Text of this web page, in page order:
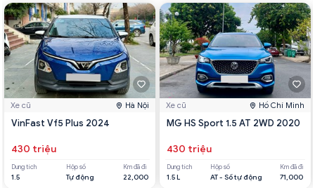
Xe cũ Hà Nội
VinFast Vf5 Plus 2024
430 triệu
Dung tích
1.5
Hộp số
Tự động
Km đã đi
22,000
Xe cũ Hồ Chí Minh
MG HS Sport 1.5 AT 2WD 2020
430 triệu
Dung tích
1.5 L
Hộp số
AT - Số tự động
Km đã đi
71,000